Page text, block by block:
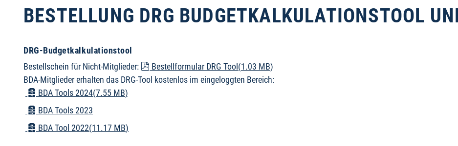
BESTELLUNG DRG BUDGETKALKULATIONSTOOL
DRG-Budgetkalkulationstool
Bestellschein für Nicht-Mitglieder:
pdf
Bestellformular DRG Tool (1.03 MB)
BDA-Mitglieder erhalten das DRG-Tool kostenlos im eingeloggten Bereich:
Archivieren
BDA Tools 2024(7.55 MB)
Archivieren
BDA Tools 2023
Archivieren
BDA Tool 2022(11.17 MB)